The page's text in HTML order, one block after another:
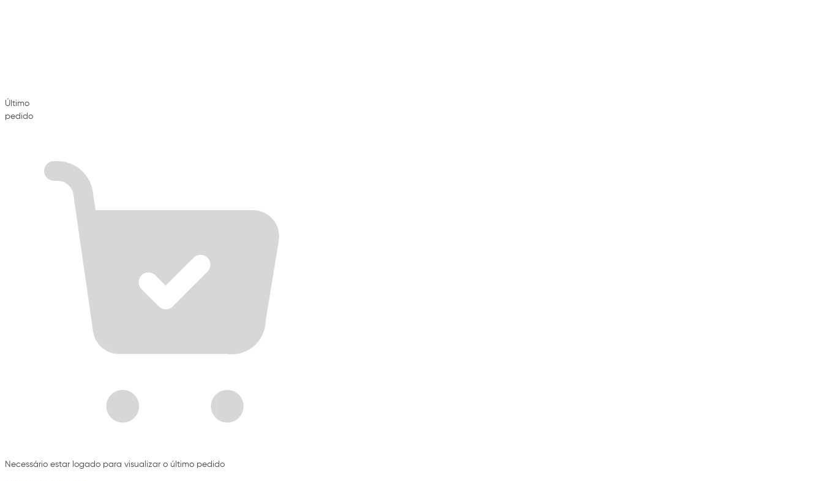
Último
pedido
Necessário estar logado para visualizar o último pedido